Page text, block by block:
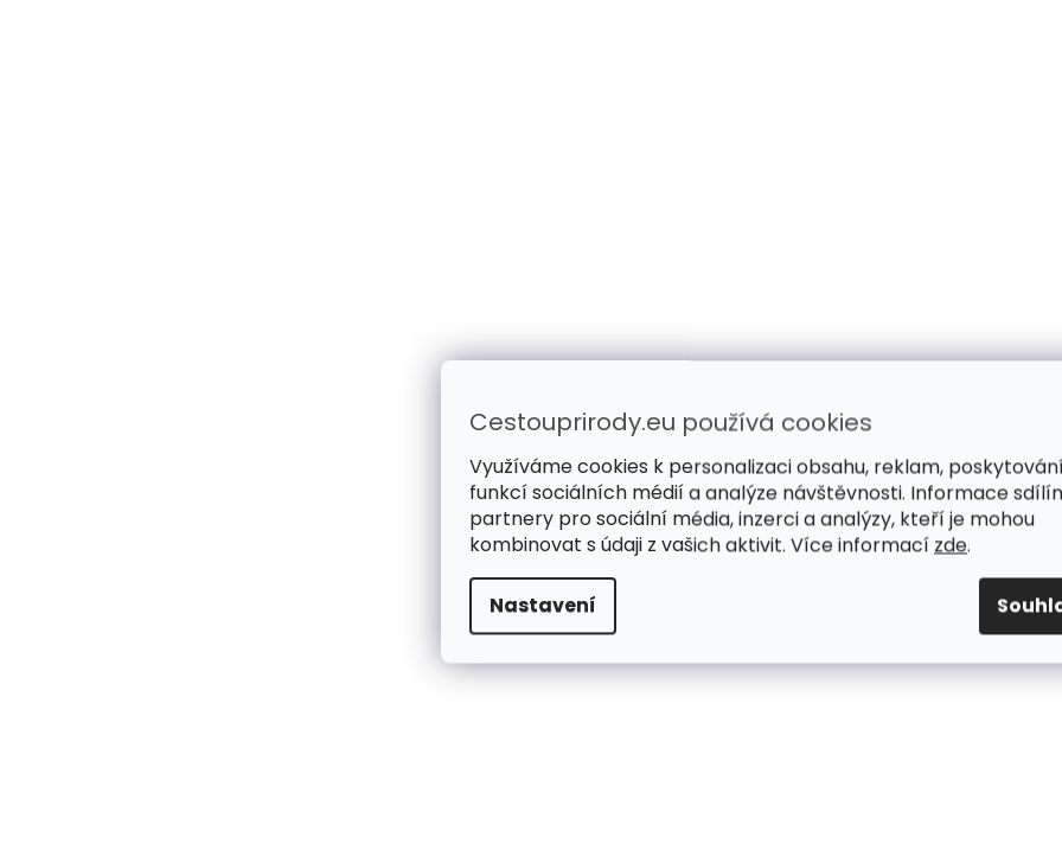
Cestouprirody.eu používá cookies
Využíváme cookies k personalizaci obsahu, reklam,
funkcí sociálních médií a analýze návštěvnosti. Informace
partnery pro sociální média, inzerci a analýzy, kteří je mohou
kombinovat s údaji z vašich aktivit. Více informací zde.
Nastavení